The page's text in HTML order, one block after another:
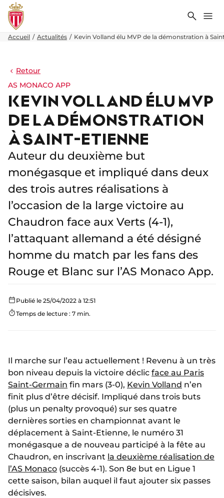
Accueil Actualités Kevin Volland élu MVP de la démonstration à
Retour
AS MONACO APP
KEVIN VOLLAND ÉLU MVP
DE LA DÉMONSTRATION
À SAINT-ETIENNE
Auteur du deuxième but
monégasque et impliqué dans deux
des trois autres réalisations à
l’occasion de la large victoire au
Chaudron face aux Verts (4-1),
l’attaquant allemand a été désigné
homme du match par les fans des
Rouge et Blanc sur l’AS Monaco App.
Publié le 25/04/2022 à 12:51
Temps de lecture : 7 min.
Il marche sur l’eau actuellement ! Revenu à un très
bon niveau depuis la victoire déclic face au Paris
Saint-Germain fin mars (3-0), Kevin Volland n’en
finit plus d’être décisif. Impliqué dans trois buts
(plus un penalty provoqué) sur ses quatre
dernières sorties en championnat avant le
déplacement à Saint-Etienne, le numéro 31
monégasque a de nouveau participé à la fête au
Chaudron, en inscrivant la deuxième réalisation de
l’AS Monaco (succès 4-1). Son 8e but en Ligue 1
cette saison, bilan auquel il faut ajouter six passes
décisives.